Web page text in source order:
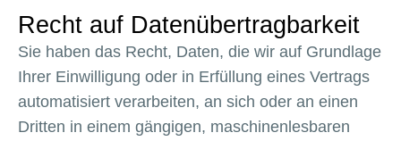
Recht auf Daten­übertrag­barkeit
Sie haben das Recht, Daten, die wir auf Grundlage
Ihrer Einwilligung oder in Erfüllung eines Vertrags
automatisiert verarbeiten, an sich oder an einen
Dritten in einem gängigen, maschinenlesbaren